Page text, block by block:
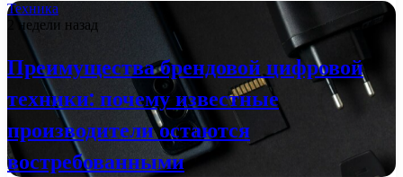
Техника
2 недели назад
Преимущества брендовой цифровой
техники: почему известные
производители остаются
востребованными